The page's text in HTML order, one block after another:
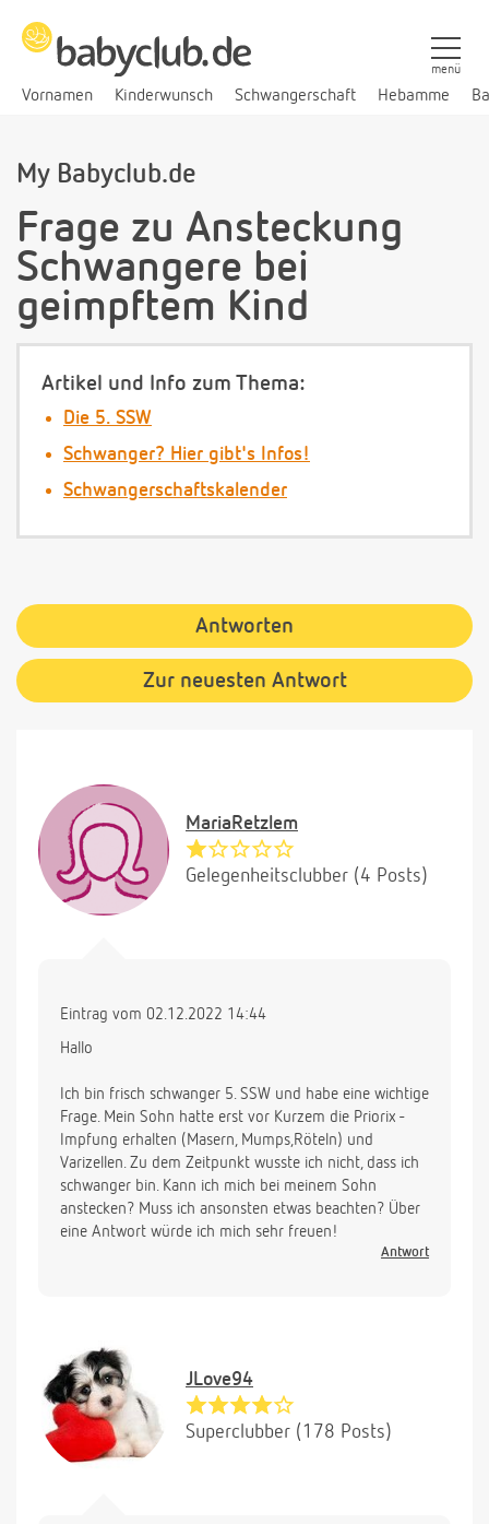
Vornamen Kinderwunsch Schwangerschaft Hebamme
menü
My Babyclub.de
Frage zu Ansteckung
Schwangere bei
geimpftem Kind
Artikel und Info zum Thema:
Die 5. SSW
Schwanger? Hier gibt's Infos!
Schwangerschaftskalender
Antworten
Zur neuesten Antwort
MariaRetzlem
Gelegenheitsclubber (4 Posts)
Eintrag vom 02.12.2022 14:44
Hallo
Ich bin frisch schwanger 5. SSW und habe eine wichtige
Frage. Mein Sohn hatte erst vor Kurzem die Priorix -
Impfung erhalten (Masern, Mumps,Röteln) und
Varizellen. Zu dem Zeitpunkt wusste ich nicht, dass ich
schwanger bin. Kann ich mich bei meinem Sohn
anstecken? Muss ich ansonsten etwas beachten? Über
eine Antwort würde ich mich sehr freuen!
Antwort
JLove94
Superclubber (178 Posts)